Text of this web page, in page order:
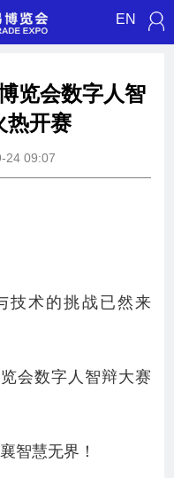
EN
览会数字人智
热开赛
24 09:07
技术的挑战已然来
会数字人智辩大赛
智慧无界！